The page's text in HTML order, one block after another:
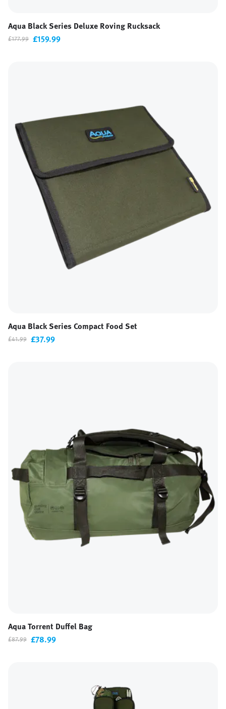
Aqua Black Series Deluxe Roving Rucksack
£177.99 £159.99
Aqua Black Series Compact Food Set
£41.99 £37.99
Aqua Torrent Duffel Bag
£87.99 £78.99